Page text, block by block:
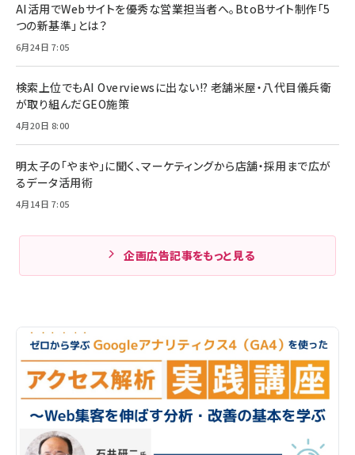
AI活用でWebサイトを優秀な営業担当者へ。BtoBサイト制作「5
つの新基準」とは？
6月24日 7:05
検索上位でもAI Overviewsに出ない!? 老舗米屋・八代目儀兵衛
が取り組んだGEO施策
4月20日 8:00
明太子の「やまや」に聞く、マーケティングから店舗・採用まで広が
るデータ活用術
4月14日 7:05
企画広告記事をもっと見る